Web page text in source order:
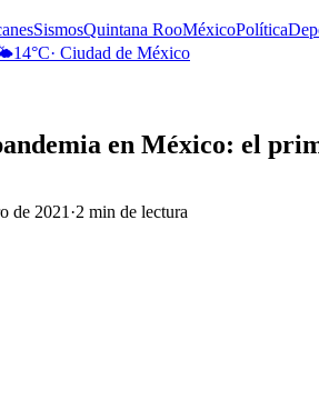
SismosQuintana RooMéxicoPolítica
14°C· Ciudad de México
en México: el
de 2021 ·2 min de lectura